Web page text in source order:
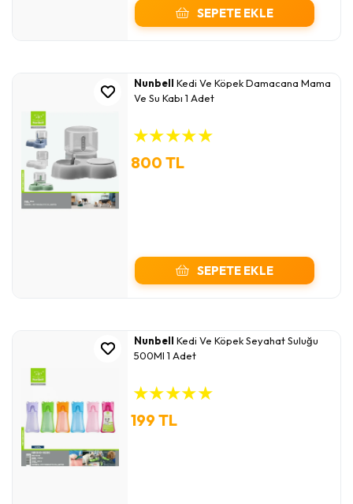
SEPETE EKLE
Nunbell Kedi Ve Köpek Damacana Mama
Ve Su Kabı 1 Adet
★★★★★
800 TL
SEPETE EKLE
Nunbell Kedi Ve Köpek Seyahat Suluğu
500Ml 1 Adet
★★★★★
199 TL